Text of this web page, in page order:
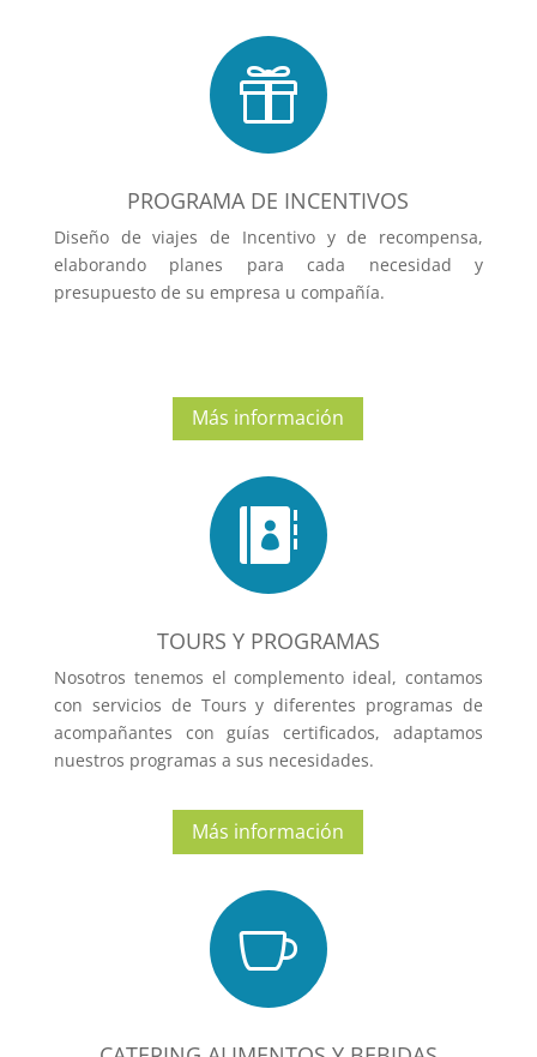

PROGRAMA DE INCENTIVOS
Diseño de viajes de Incentivo y de recompensa,
elaborando planes para cada necesidad y
presupuesto de su empresa u compañía.
Más información

TOURS Y PROGRAMAS
Nosotros tenemos el complemento ideal, contamos
con servicios de Tours y diferentes programas de
acompañantes con guías certificados, adaptamos
nuestros programas a sus necesidades.
Más información
